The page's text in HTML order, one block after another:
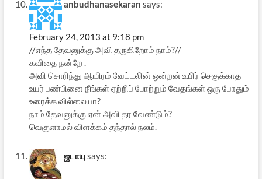
anbudhanasekaran says:
February 24, 2013 at 9:18 pm
//எந்த தேவனுக்கு அவி தருகிறோம் நாம்?//
கவிதை நன்றே .
அவி சொரிந்து ஆயிரம் வேட்டலின் ஒன்றன் உயிர் செகுக்காத
உயர் பண்பினை நீங்கள் ஏற்றிப் போற்றும் வேதங்கள் ஒரு போதும்
உரைக்க வில்லையா?
நாம் தேவனுக்கு ஏன் அவி தர வேண்டும்?
வெகுளாமல் விளக்கம் தந்தால் நலம்.
ஜடாயுsays: